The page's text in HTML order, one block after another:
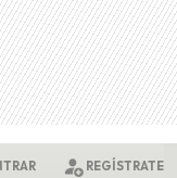
REGÍSTRATE